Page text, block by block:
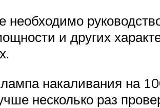
необходимо
и других
накаливания на
несколько раз